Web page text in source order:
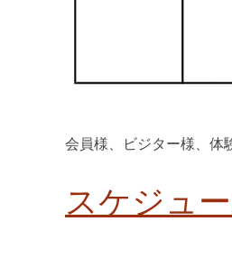
会員様、ビジター様、体
スケジュ